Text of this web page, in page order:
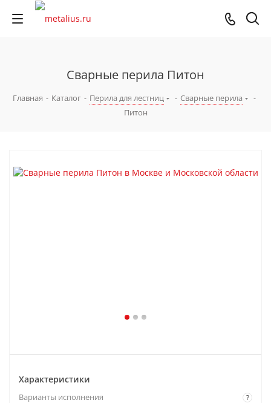
Сварные перила Питон
Главная - Каталог - Перила для лестниц - Сварные перила
-
Питон
Характеристики
?
Варианты исполнения